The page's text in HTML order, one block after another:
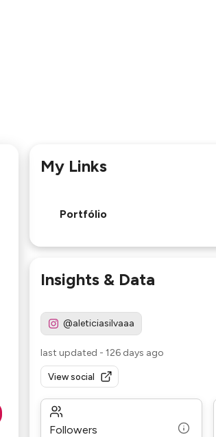
My Links
Portfólio
Insights & Data
@aleticiasilvaaa
last updated - 126 days ago
View social
Followers